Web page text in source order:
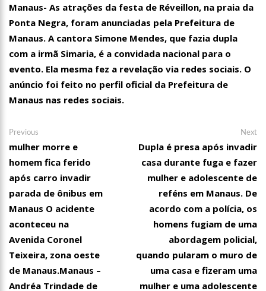
00:01 Jovem Guarda de Luto Morre em SP, aos 76 anos, Lilian
dupla Leno & Lilian
Manaus- As atrações da festa de Réveillon, na praia da
Ponta Negra, foram anunciadas pela Prefeitura de
Manaus. A cantora Simone Mendes, que fazia dupla
com a irmã Simaria, é a convidada nacional para o
evento. Ela mesma fez a revelação via redes sociais. O
anúncio foi feito no perfil oficial da Prefeitura de
Manaus nas redes sociais.
Navegação
de
Post
Previous
mulher morre e
homem fica ferido
após carro invadir
parada de ônibus em
Manaus O acidente
aconteceu na
Avenida Coronel
Teixeira, zona oeste
de Manaus.Manaus –
Andréa Trindade de
Next
Dupla é presa após invadir
casa durante fuga e fazer
mulher e adolescente de
reféns em Manaus. De
acordo com a polícia, os
homens fugiam de uma
abordagem policial,
quando pularam o muro de
uma casa e fizeram uma
mulher e uma adolescente